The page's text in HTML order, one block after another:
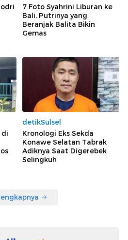
7 Foto Syahrini Liburan ke
Bali, Putrinya yang
Beranjak Balita Bikin
Gemas
di
detikSulsel
Kronologi Eks Sekda
Konawe Selatan Tabrak
Adiknya Saat Digerebek
Selingkuh